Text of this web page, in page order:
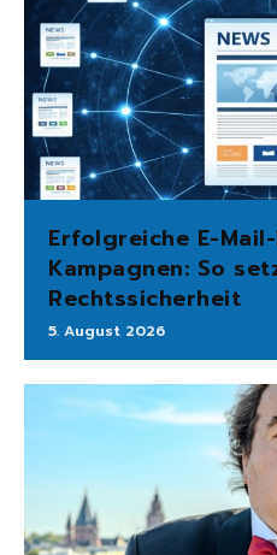
Erfolgreiche E-
Kampagnen: So
Rechtssicherheit
5. August 2026